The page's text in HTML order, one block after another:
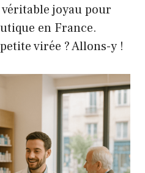
joyau pour
en France.
virée ? Allons-y !